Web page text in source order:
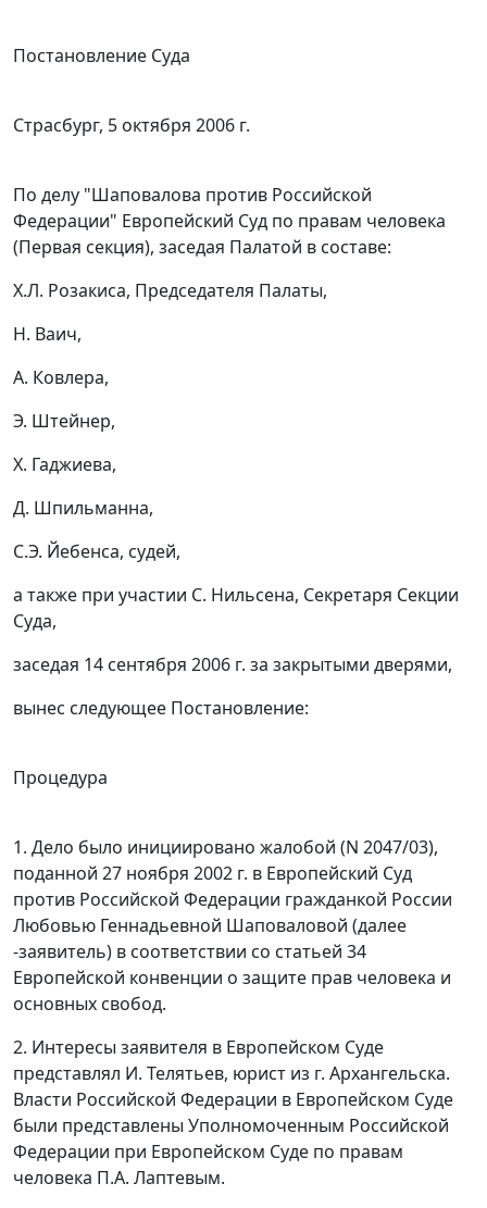
Постановление Суда
Страсбург, 5 октября 2006 г.
По делу "Шаповалова против Российской
Федерации" Европейский Суд по правам человека
(Первая секция), заседая Палатой в составе:
X.Л. Розакиса, Председателя Палаты,
Н. Ваич,
А. Ковлера,
Э. Штейнер,
Х. Гаджиева,
Д. Шпильманна,
С.Э. Йебенса, судей,
а также при участии С. Нильсена, Секретаря Секции
Суда,
заседая 14 сентября 2006 г. за закрытыми дверями,
вынес следующее Постановление:
Процедура
1. Дело было инициировано жалобой (N 2047/03),
поданной 27 ноября 2002 г. в Европейский Суд
против Российской Федерации гражданкой России
Любовью Геннадьевной Шаповаловой (далее
-заявитель) в соответствии со статьей 34
Европейской конвенции о защите прав человека и
основных свобод.
2. Интересы заявителя в Европейском Суде
представлял И. Телятьев, юрист из г. Архангельска.
Власти Российской Федерации в Европейском Суде
были представлены Уполномоченным Российской
Федерации при Европейском Суде по правам
человека П.А. Лаптевым.